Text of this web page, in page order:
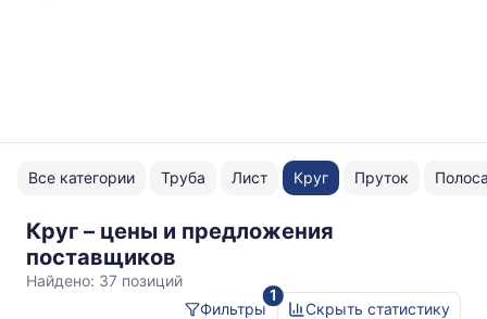
Все категории Труба Лист Круг Пруток
Круг – цены и предложения
поставщиков
Найдено: 37 позиций
1
Фильтры
Скрыть статистику